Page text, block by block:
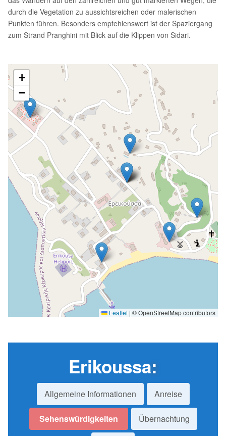
durch die Vegetation zu aussichtsreichen oder malerischen
Punkten führen. Besonders empfehlenswert ist der Spaziergang
zum Strand Pranghini mit Blick auf die Klippen von Sidari.
+
−
Leaflet | © OpenStreetMap contributors
Erikoussa:
Allgemeine Informationen Anreise
Sehenswürdigkeiten Übernachtung